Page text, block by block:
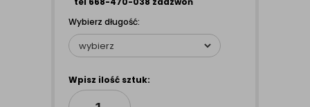
Wybierz długość:
Wpisz ilość sztuk: